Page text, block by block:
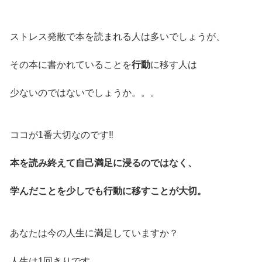
ストレス発散で本を読まれる人は多いでしょうが、
その本に書かれていることを行動に移す人は
少ないのではないでしょうか。。。
ココが1番大切なのです‼️
本を読み終えて自己満足に浸るのではなく、
学んだことを少しでも行動に移すことが大切。
あなたは今の人生に満足していますか？